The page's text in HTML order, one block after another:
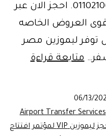
تجربة نقل استثنائية: 01102106655. احجز الان عبر
العروض الخاصه
ليموزين مصر
متابعة قراءةVIP
|
خدمات
06/13/
Airport Transfer Services
حجز ليموزين VIP لمؤتمر افتتاح